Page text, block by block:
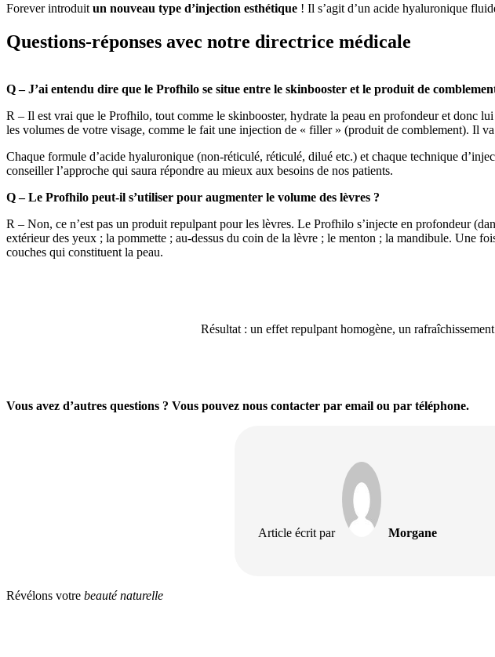
Forever introduit un nouveau type d’injection esthétique ! Il s’agit d’un acide hyaluronique
Questions-réponses avec notre directrice médicale
Q – J’ai entendu dire que le Profhilo se situe entre le skinbooster et le produit de
R – Il est vrai que le Profhilo, tout comme le skinbooster, hydrate la peau en profondeur et donc
les volumes de votre visage, comme le fait une injection de « filler » (produit de comblement). Il
Chaque formule d’acide hyaluronique (non-réticulé, réticulé, dilué etc.) et chaque technique
conseiller l’approche qui saura répondre au mieux aux besoins de nos patients.
Q – Le Profhilo peut-il s’utiliser pour augmenter le volume des lèvres ?
R – Non, ce n’est pas un produit repulpant pour les lèvres. Le Profhilo s’injecte en profondeur
extérieur des yeux ; la pommette ; au-dessus du coin de la lèvre ; le menton ; la mandibule. Une
couches qui constituent la peau.
Résultat : un effet repulpant homogène, un
Vous avez d’autres questions ? Vous pouvez nous contacter par email ou par téléphone.
Article écrit par Morgane
Révélons votre beauté naturelle